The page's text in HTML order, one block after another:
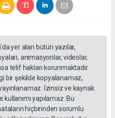
yer alan bütün yazılar,
animasyonlar, videolar,
telif hakları korunmaktadır.
bir şekilde kopyalanamaz,
İzinsiz ve kaynak
yapılamaz. Bu
hiçbirinden sorumlu